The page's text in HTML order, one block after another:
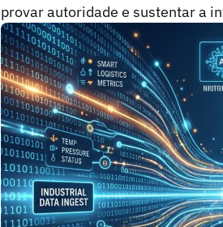
provar autoridade e sustentar a